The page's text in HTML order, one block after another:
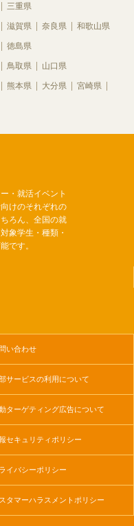
三重県
滋賀県 奈良県 和歌山県
徳島県
鳥取県 山口県
熊本県 大分県
宮崎県
・就活イベント
けのそれぞれの
ろん、全国の就
象学生・種類・
です。
い合わせ
サービスの利用について
ターゲティング広告について
セキュリティポリシー
イバシーポリシー
タマーハラスメントポリシー